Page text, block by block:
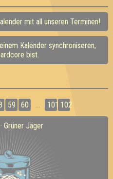
mit all unseren Terminen!
Kalender synchroniseren,
bist.
59 60 ... 101 102
Grüner Jäger